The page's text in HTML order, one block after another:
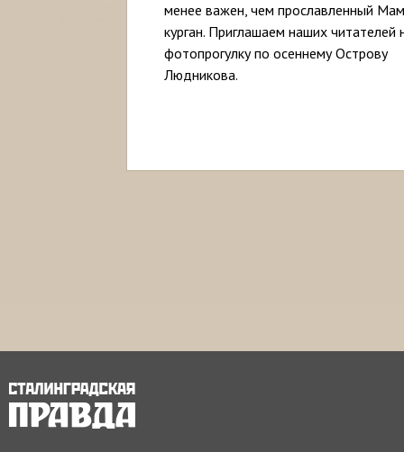
менее важен, чем прославленный
курган. Приглашаем наших читателей
фотопрогулку по осеннему Острову
Людникова.